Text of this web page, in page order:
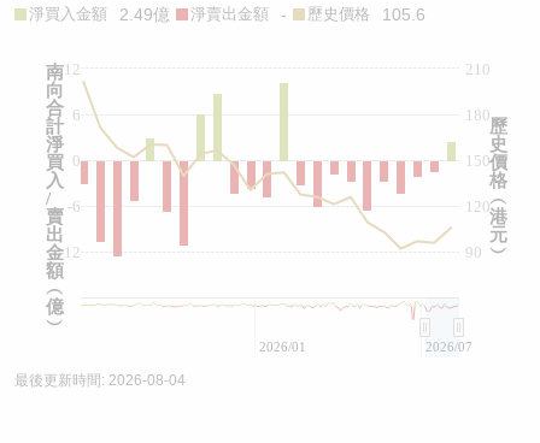
淨買入金額 2.49億 淨賣出金額 - 歷史價格 105.6
0
-12
-6
6
12
120
180
90
150
210
2026/01 2026/07
南
向
合
計
淨
買
入
/
賣
出
金
額
︵
億
︶
歷
史
價
格
︵
港
元
︶
最後更新時間: 2026-08-04